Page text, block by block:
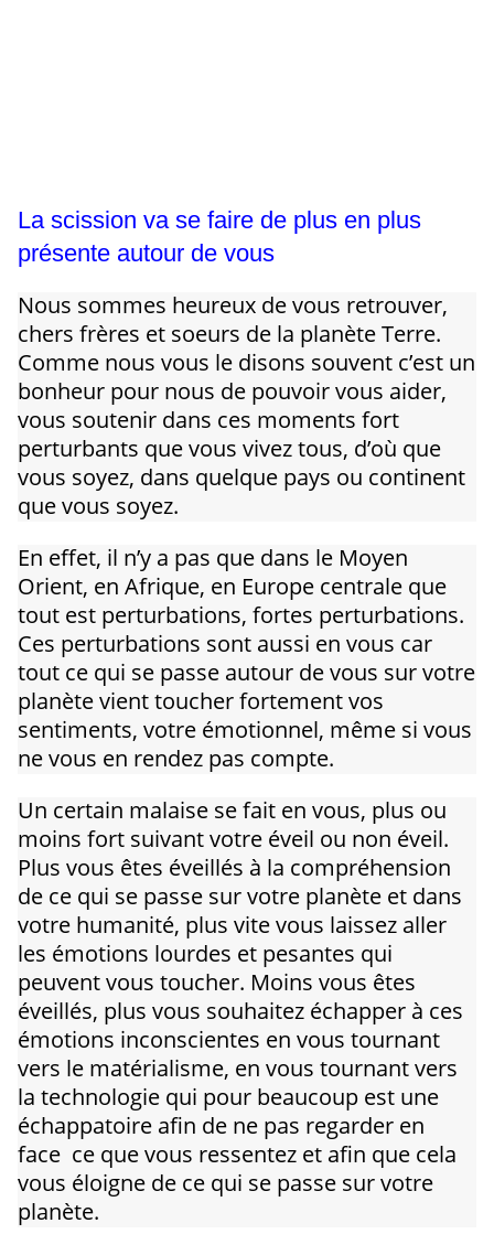
La scission va se faire de plus en plus
présente autour de vous
Nous sommes heureux de vous retrouver,
chers frères et soeurs de la planète Terre.
Comme nous vous le disons souvent c’est un
bonheur pour nous de pouvoir vous aider,
vous soutenir dans ces moments fort
perturbants que vous vivez tous, d’où que
vous soyez, dans quelque pays ou continent
que vous soyez.
En effet, il n’y a pas que dans le Moyen
Orient, en Afrique, en Europe centrale que
tout est perturbations, fortes perturbations.
Ces perturbations sont aussi en vous car
tout ce qui se passe autour de vous sur votre
planète vient toucher fortement vos
sentiments, votre émotionnel, même si vous
ne vous en rendez pas compte.
Un certain malaise se fait en vous, plus ou
moins fort suivant votre éveil ou non éveil.
Plus vous êtes éveillés à la compréhension
de ce qui se passe sur votre planète et dans
votre humanité, plus vite vous laissez aller
les émotions lourdes et pesantes qui
peuvent vous toucher. Moins vous êtes
éveillés, plus vous souhaitez échapper à ces
émotions inconscientes en vous tournant
vers le matérialisme, en vous tournant vers
la technologie qui pour beaucoup est une
échappatoire afin de ne pas regarder en
face ce que vous ressentez et afin que cela
vous éloigne de ce qui se passe sur votre
planète.